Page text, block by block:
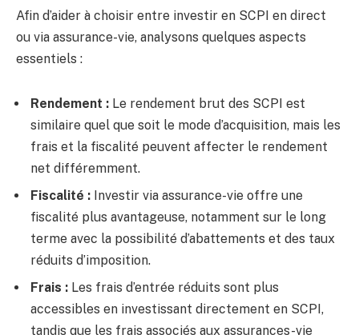
Afin d’aider à choisir entre investir en SCPI en direct
ou via assurance-vie, analysons quelques aspects
essentiels :
Rendement : Le rendement brut des SCPI est
similaire quel que soit le mode d’acquisition, mais les
frais et la fiscalité peuvent affecter le rendement
net différemment.
Fiscalité : Investir via assurance-vie offre une
fiscalité plus avantageuse, notamment sur le long
terme avec la possibilité d’abattements et des taux
réduits d’imposition.
Frais : Les frais d’entrée réduits sont plus
accessibles en investissant directement en SCPI,
tandis que les frais associés aux assurances-vie